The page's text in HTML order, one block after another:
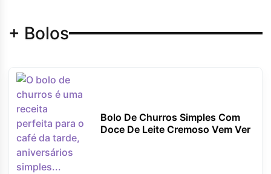
+ Bolos
Bolo De Churros Simples Com
Doce De Leite Cremoso Vem Ver